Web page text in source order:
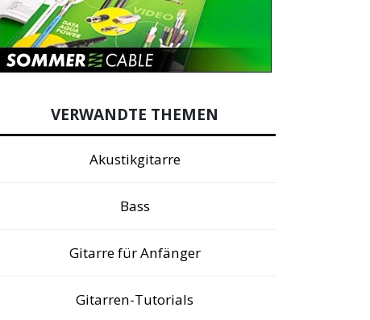
VERWANDTE THEMEN
Akustikgitarre
Bass
Gitarre für Anfänger
Gitarren-Tutorials